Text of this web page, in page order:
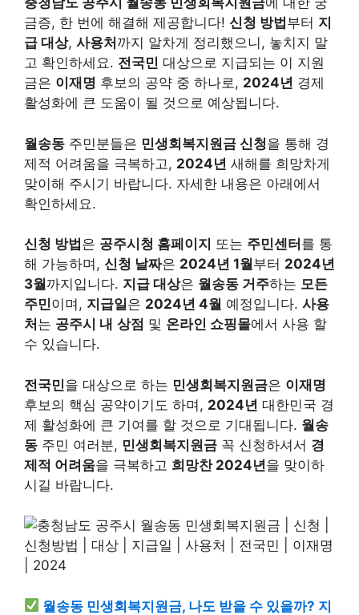
금증, 한 번에 해결해 제공합니다! 신청 방법 부터 지
급 대상, 사용처 까지 알차게 정리했으니, 놓치지 말
고 확인하세요. 전국민 대상으로 지급되는 이 지원
금은 이재명 후보의 공약 중 하나로, 2024년 경제
활성화에 큰 도움이 될 것으로 예상됩니다.
월송동 주민분들은 민생회복지원금 신청을 통해 경
제적 어려움을 극복하고, 2024년 새해를 희망차게
맞이해 주시기 바랍니다. 자세한 내용은 아래에서
확인하세요.
신청 방법 은 공주시청 홈페이지 또는 주민센터 를 통
해 가능하며, 신청 날짜은 2024년 1월 부터 2024년
3월 까지입니다. 지급 대상은 월송동 거주하는 모든
주민이며, 지급일은 2024년 4월 예정입니다. 사용
처 는 공주시 내 상점 및 온라인 쇼핑몰에서 사용 할
수 있습니다.
전국민을 대상으로 하는 민생회복지원금은 이재명
후보의 핵심 공약이기도 하며, 2024년 대한민국 경
제 활성화에 큰 기여를 할 것으로 기대됩니다. 월송
동 주민 여러분, 민생회복지원금 꼭 신청하셔서 경
제적 어려움을 극복하고 희망찬 2024년을 맞이하
시길 바랍니다.
월송동 민생회복지원금, 나도 받을 수 있을까? 지